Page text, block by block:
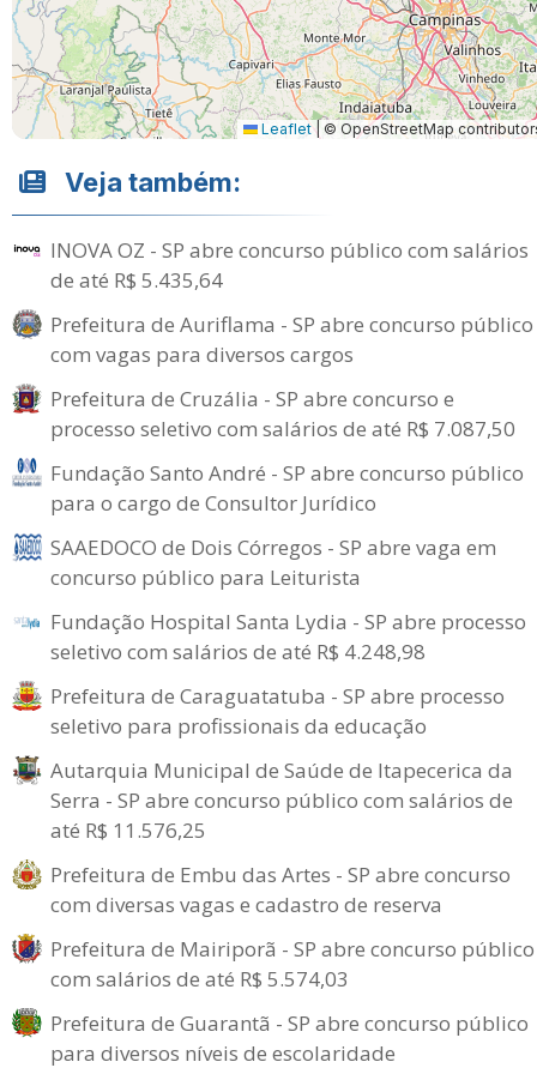
Leaflet | © OpenStreetMap
Veja também:
INOVA OZ - SP abre concurso público com salários
de até R$ 5.435,64
Prefeitura de Auriflama - SP abre concurso público
com vagas para diversos cargos
Prefeitura de Cruzália - SP abre concurso e
processo seletivo com salários de até R$ 7.087,50
Fundação Santo André - SP abre concurso público
para o cargo de Consultor Jurídico
SAAEDOCO de Dois Córregos - SP abre vaga em
concurso público para Leiturista
Fundação Hospital Santa Lydia - SP abre processo
seletivo com salários de até R$ 4.248,98
Prefeitura de Caraguatatuba - SP abre processo
seletivo para profissionais da educação
Autarquia Municipal de Saúde de Itapecerica da
Serra - SP abre concurso público com salários de
até R$ 11.576,25
Prefeitura de Embu das Artes - SP abre concurso
com diversas vagas e cadastro de reserva
Prefeitura de Mairiporã - SP abre concurso público
com salários de até R$ 5.574,03
Prefeitura de Guarantã - SP abre concurso público
para diversos níveis de escolaridade